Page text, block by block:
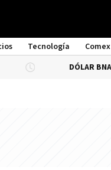
Tecnología
Comex
DÓLAR BNA$1,520.00